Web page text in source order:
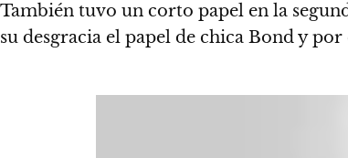
También tuvo un corto papel en la
su desgracia el papel de chica Bond y